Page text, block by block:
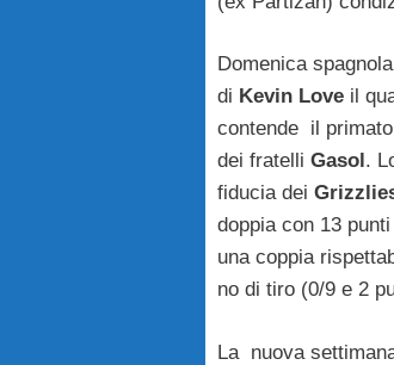
Domenica
di Kevin Love il
contende il
dei fratelli Gasol .
fiducia dei
doppia con 13
una coppia
no di tiro (0/9 e 2
La nuova